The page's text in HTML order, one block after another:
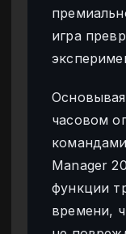
игра
часовом
Manager
функции
времени,